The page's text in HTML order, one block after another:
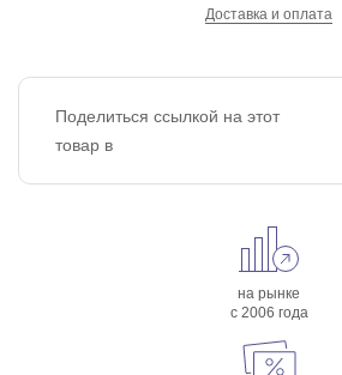
Доставка и оплата
Поделиться ссылкой на этот
товар в
на рынке
с 2006 года